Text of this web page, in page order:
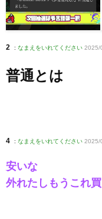
2 : なまえをいれてください 2025/
普通とは
4 : なまえをいれてください 2025/
安いな
外れたしもうこれ